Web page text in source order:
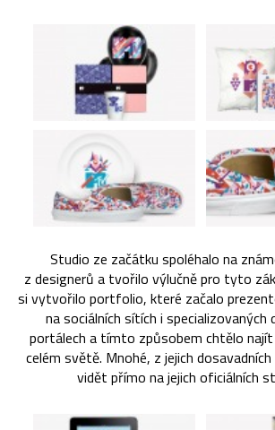
Studio ze začátku spoléhalo na
z designerů a tvořilo výlučně pro tyto
si vytvořilo portfolio, které začalo
na sociálních sítích i specializovaných
portálech a tímto způsobem chtělo
celém světě. Mnohé, z jejich
vidět přímo na jejich oficiálních